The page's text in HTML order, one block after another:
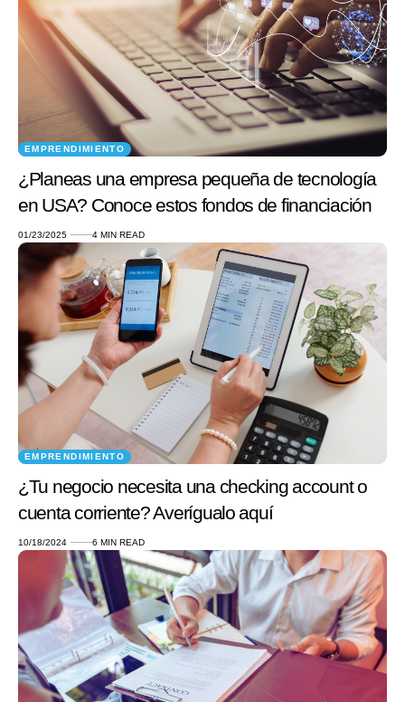
EMPRENDIMIENTO
¿Planeas una empresa pequeña de tecnología
en USA? Conoce estos fondos de financiación
01/23/2025 4 MIN READ
EMPRENDIMIENTO
¿Tu negocio necesita una checking account o
cuenta corriente? Averígualo aquí
10/18/2024 6 MIN READ